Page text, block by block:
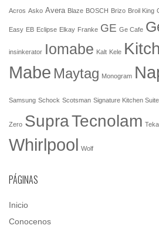
Acros Asko Avera Blaze BOSCH Brizo Broil King
Easy EB Eclipse Elkay Franke GE Ge Cafe
insinkerator Iomabe Kalt Kele
Mabe Maytag Monogram
Samsung Schock Scotsman Signature Kitchen
Zero SupraTecnolam Teka
Whirlpool Wolf
PÁGINAS
Inicio
Conocenos